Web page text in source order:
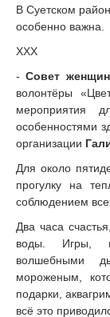
В Суетском
особенно важна.
ХХХ
-Совет
волонтёры
мероприятия
особенностями
организации
Для около
прогулку на
соблюдением
Два часа
воды. Игры,
волшебными
мороженым,
подарки,
всё это